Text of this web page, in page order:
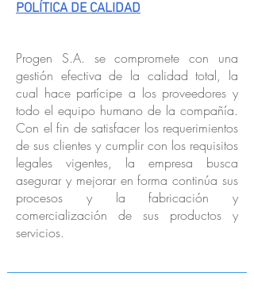
POLÍTICA DE CALIDAD
Progen S.A. se compromete con una
gestión efectiva de la calidad total, la
cual hace partícipe a los proveedores y
todo el equipo humano de la compañía.
Con el fin de satisfacer los requerimientos
de sus clientes y cumplir con los requisitos
legales vigentes, la empresa busca
asegurar y mejorar en forma continúa sus
procesos y la fabricación y
comercialización de sus productos y
servicios.